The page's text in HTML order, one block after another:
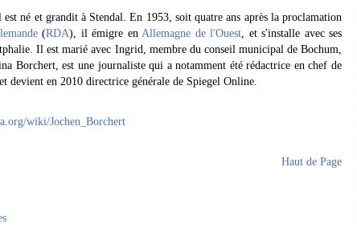
né et grandit à Stendal. En 1953, soit quatre ans après la proclamation
(RDA), il émigre enAllemagne de l'Ouest, et s'installe avec ses
Il est marié avec Ingrid, membre du conseil municipal de Bochum,
Borchert, est une journaliste qui a notamment été rédactrice en chef de
devient en 2010 directrice générale de Spiegel Online.
wiki/Jochen_Borchert
Haut de Page